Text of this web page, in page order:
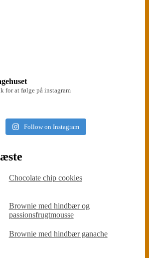
for at følge på instagram
Follow on Instagram
Chocolate chip cookies
Brownie med hindbær og
passionsfrugtmousse
Brownie med hindbær ganache